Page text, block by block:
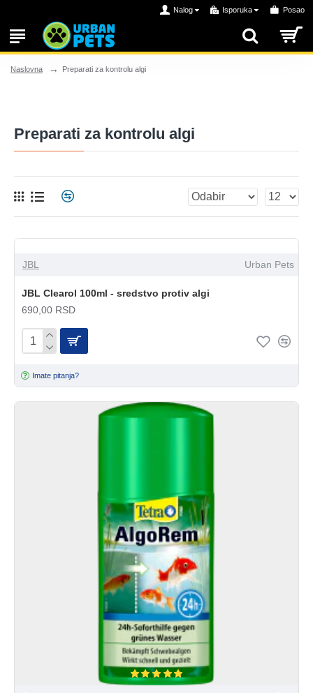
Nalog Isporuka Posao
Naslovna Preparati za kontrolu algi
Preparati za kontrolu algi
JBL Urban Pets
JBL Clearol 100ml - sredstvo protiv algi
690,00 RSD
Imate pitanja?